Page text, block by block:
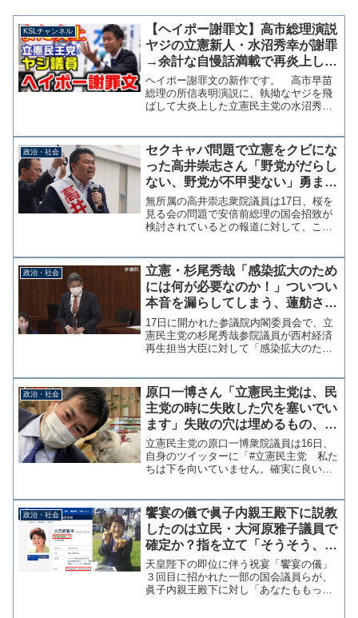
KSLチャンネル
【ヘイポー謝罪文】高市総理演説
ヤジの立憲新人・水沼秀幸が謝罪
→余計な自慢話満載で再炎上して
しまう【KSLチャンネル】
ヘイポー謝罪文の新作です。 高市早苗
総理の所信表明演説に、執拗なヤジを飛
ばして大炎上した立憲民主党の水沼秀幸
区 本会議場における私の行動に対し
て、多くのご指摘を...
政治・社会
セクキャバ問題で立憲をクビにな
った高井崇志さん「野党がだらし
ない、野党が不甲斐ない」勇まし
い！実に勇ましい！
無所属の高井崇志衆院議員は17日、桜を
見る会の問題で安倍前総理の国会招致が
検討されているとの報道に対して、これ
力闘争できるのは野党がだらしない時だ
け。自民党が自滅しても...
政治・社会
立憲・杉尾秀哉「感染拡大のため
には何が必要なのか！」ついつい
本音を漏らしてしまう、蓮舫さん
に続いて二人目
17日に開かれた参議院内閣委員会で、立
憲民主党の杉尾秀哉参院議員が西村経済
再生担当大臣に対して「感染拡大のため
る場面があった。立憲民主党では4月に蓮
舫参院議員が「感染拡...
政治・社会
原口一博さん「立憲民主党は、民
主党の時に失敗した穴を塞いでい
ます」失敗の穴は埋めるもの、塞
ぐと落とし穴になる
立憲民主党の原口一博衆院議員は16日、
自身のツイッターに「#立憲民主党 私た
ちは下を向いていません。確実に良い仲
敗の穴は「埋める」のであって、塞ぐだ
けなら落とし穴となっ...
政治・社会
饗宴の儀で眞子内親王殿下に説教
したのは立民・大河原雅子議員で
確定か？指を立て「そうそう、そ
れそれ」とタメ口の議員もいた模
様
天皇陛下の即位に伴う祝宴「饗宴の儀」
３回目に招かれた一部の国会議員らが、
眞子内親王殿下に対し「あなたももっと